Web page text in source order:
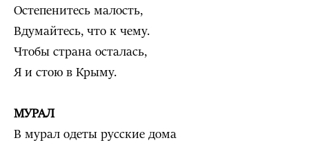
Остепенитесь малость,
Вдумайтесь, что к чему.
Чтобы страна осталась,
Я и стою в Крыму.
МУРАЛ
В мурал одеты русские дома